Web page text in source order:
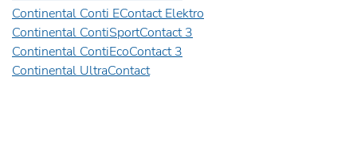
Continental Conti EContact Elektro
Continental ContiSportContact 3
Continental ContiEcoContact 3
Continental UltraContact